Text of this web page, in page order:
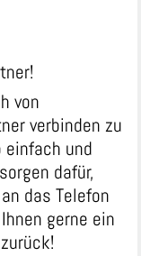
von
verbinden zu
einfach und
dafür,
das Telefon
gerne ein